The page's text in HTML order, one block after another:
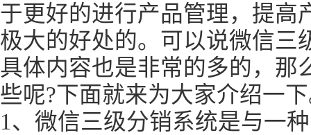
于更好的进行产品管理，提高
极大的好处的。可以说微信三
具体内容也是非常的多的，那
些呢?下面就来为大家介绍一
1、微信三级分销系统是与一